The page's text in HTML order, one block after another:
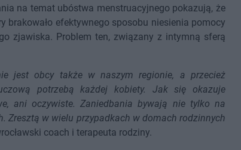
na temat ubóstwa menstruacyjnego pokazują, że
brakowało efektywnego sposobu niesienia pomocy
zjawiska. Problem ten, związany z intymną sferą
jest obcy także w naszym regionie, a przecież
potrzebą każdej kobiety. Jak się okazuje
ani oczywiste. Zaniedbania bywają nie tylko na
Zresztą w wielu przypadkach w domach rodzinnych
coach i terapeuta rodziny.